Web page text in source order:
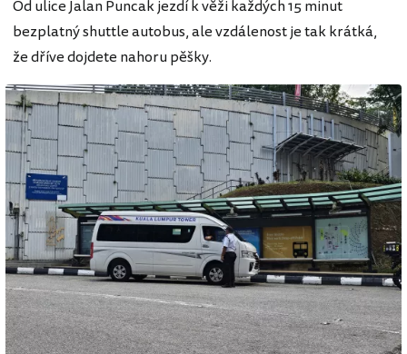
Od ulice Jalan Puncak jezdí k věži každých 15 minut
bezplatný shuttle autobus, ale vzdálenost je tak krátká,
že dříve dojdete nahoru pěšky.